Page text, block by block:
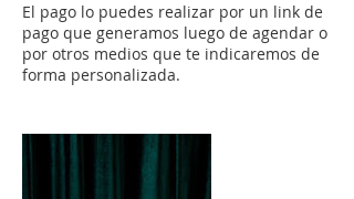
El pago lo puedes realizar por un link de
pago que generamos luego de agendar o
por otros medios que te indicaremos de
forma personalizada.